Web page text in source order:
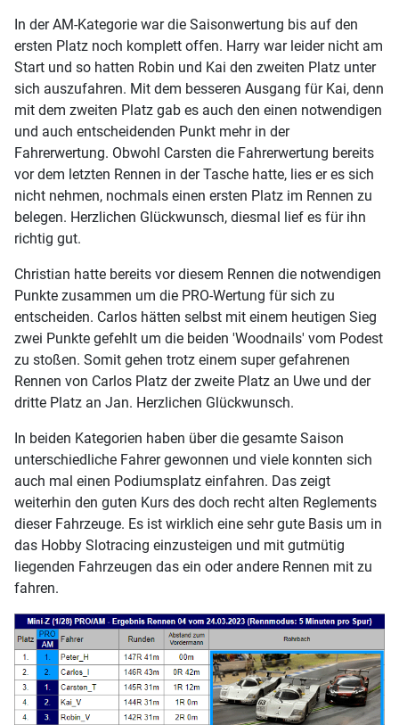
In der AM-Kategorie war die Saisonwertung bis auf den
ersten Platz noch komplett offen. Harry war leider nicht am
Start und so hatten Robin und Kai den zweiten Platz unter
sich auszufahren. Mit dem besseren Ausgang für Kai, denn
mit dem zweiten Platz gab es auch den einen notwendigen
und auch entscheidenden Punkt mehr in der
Fahrerwertung. Obwohl Carsten die Fahrerwertung bereits
vor dem letzten Rennen in der Tasche hatte, lies er es sich
nicht nehmen, nochmals einen ersten Platz im Rennen zu
belegen. Herzlichen Glückwunsch, diesmal lief es für ihn
richtig gut.
Christian hatte bereits vor diesem Rennen die notwendigen
Punkte zusammen um die PRO-Wertung für sich zu
entscheiden. Carlos hätten selbst mit einem heutigen Sieg
zwei Punkte gefehlt um die beiden 'Woodnails' vom Podest
zu stoßen. Somit gehen trotz einem super gefahrenen
Rennen von Carlos Platz der zweite Platz an Uwe und der
dritte Platz an Jan. Herzlichen Glückwunsch.
In beiden Kategorien haben über die gesamte Saison
unterschiedliche Fahrer gewonnen und viele konnten sich
auch mal einen Podiumsplatz einfahren. Das zeigt
weiterhin den guten Kurs des doch recht alten Reglements
dieser Fahrzeuge. Es ist wirklich eine sehr gute Basis um in
das Hobby Slotracing einzusteigen und mit gutmütig
liegenden Fahrzeugen das ein oder andere Rennen mit zu
fahren.